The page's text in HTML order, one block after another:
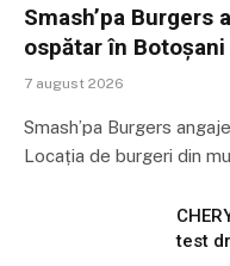
Smash’pa Burgers
ospătar în Botoșani
7 august 2026
Smash’pa Burgers
Locația de burgeri din
test